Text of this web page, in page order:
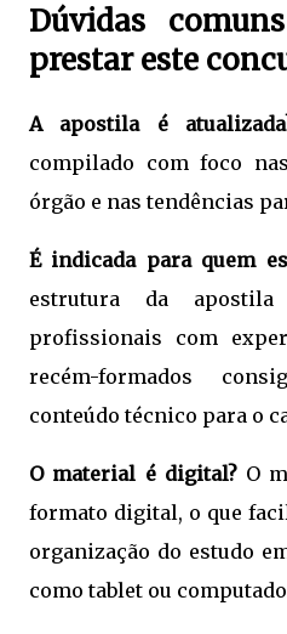
Dúvidas
prestar este
A apostila é
compilado com foco
órgão e nas tendências
É indicada para quem
estrutura da
profissionais com
recém-formados
conteúdo técnico para o
O material é digital?O
formato digital, o que
organização do estudo
como tablet ou